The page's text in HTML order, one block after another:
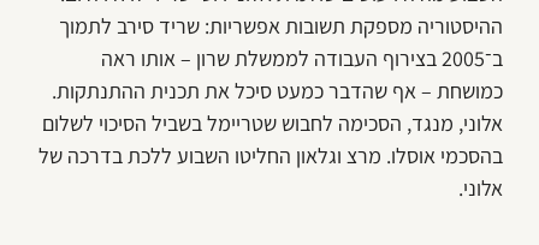
ההיסטוריה מספקת תשובות אפשריות: שריד סירב לתמוך
ב־2005 בצירוף העבודה לממשלת שרון – אותו ראה
כמושחת – אף שהדבר כמעט סיכל את תכנית ההתנתקות.
אלוני, מנגד, הסכימה לחבוש שטריימל בשביל הסיכוי לשלום
בהסכמי אוסלו. מרצ וגלאון החליטו השבוע ללכת בדרכה של
אלוני.